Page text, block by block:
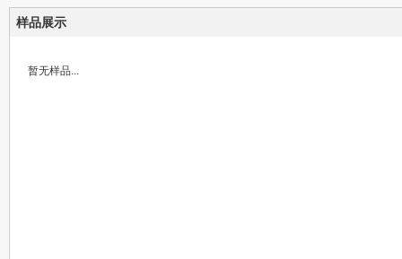
样品展示
暂无样品...